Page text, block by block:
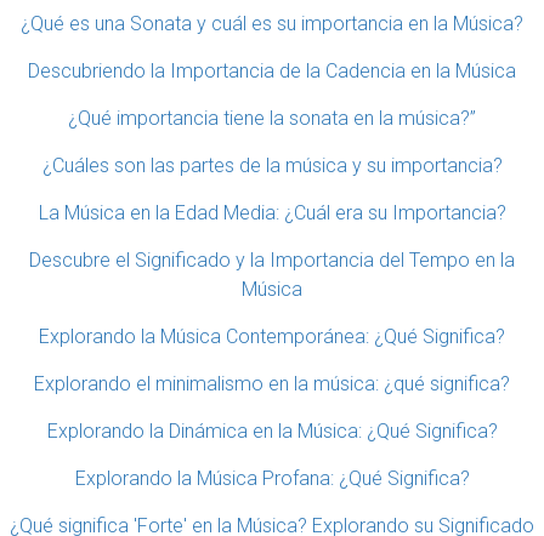
¿Qué es una Sonata y cuál es su importancia en la Música?
Descubriendo la Importancia de la Cadencia en la Música
¿Qué importancia tiene la sonata en la música?”
¿Cuáles son las partes de la música y su importancia?
La Música en la Edad Media: ¿Cuál era su Importancia?
Descubre el Significado y la Importancia del Tempo en la
Música
Explorando la Música Contemporánea: ¿Qué Significa?
Explorando el minimalismo en la música: ¿qué significa?
Explorando la Dinámica en la Música: ¿Qué Significa?
Explorando la Música Profana: ¿Qué Significa?
¿Qué significa 'Forte' en la Música? Explorando su Significado